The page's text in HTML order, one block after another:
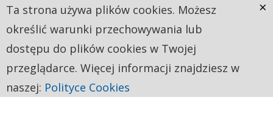
Ta strona używa plików cookies. Możesz
określić warunki przechowywania lub
dostępu do plików cookies w Twojej
przeglądarce. Więcej informacji znajdziesz w
naszej: Polityce Cookies
×